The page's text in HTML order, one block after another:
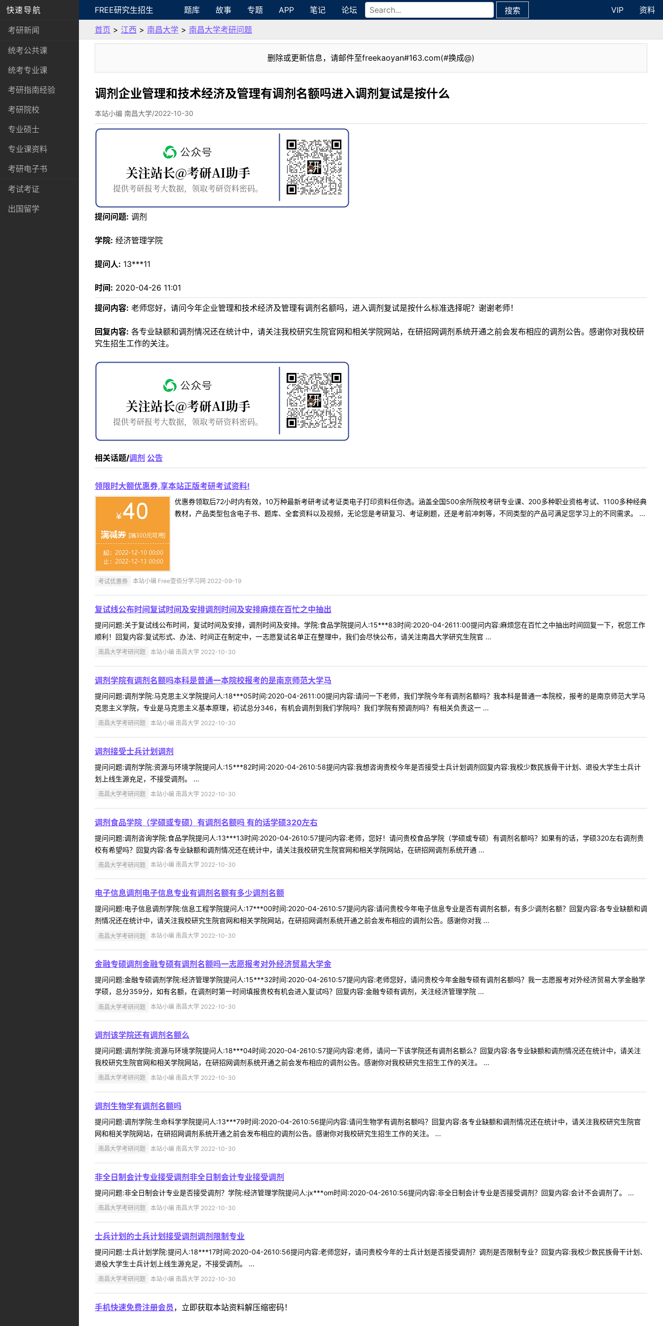
快速导航
考研新闻
统考公共课
统考专业课
考研指南经验
考研院校
专业硕士
专业课资料
考研电子书
考试考证
出国留学
FREE研究生招生 题库 故事 专题 APP 笔记 论坛 搜索 VIP
资料
首页 > 江西 > 南昌大学 > 南昌大学考研问题
删除或更新信息，请邮件至freekaoyan#163.com(#换成@)
调剂企业管理和技术经济及管理有调剂名额吗进入调剂复试是按什么
本站小编 南昌大学/2022-10-30
提问问题: 调剂
学院: 经济管理学院
提问人: 13***11
时间: 2020-04-26 11:01
提问内容: 老师您好，请问今年企业管理和技术经济及管理有调剂名额吗，进入调剂复试是按什么标准选择呢？谢谢老师！
回复内容: 各专业缺额和调剂情况还在统计中，请关注我校研究生院官网和相关学院网站，在研招网调剂系统开通之前会发布相应的调剂公告。感谢你对我校研
究生招生工作的关注。
相关话题/调剂 公告
领限时大额优惠券,享本站正版考研考试资料!
优惠券领取后72小时内有效，10万种最新考研考试考证类电子打印资料任你选。涵盖全国500余所院校考研专业课、200多种职业资格考试、1100多种经典
教材，产品类型包含电子书、题库、全套资料以及视频，无论您是考研复习、考证刷题，还是考前冲刺等，不同类型的产品可满足您学习上的不同需求。 ...
考试优惠券 本站小编 Free壹佰分学习网 2022-09-19
复试线公布时间复试时间及安排调剂时间及安排麻烦在百忙之中抽出
提问问题:关于复试线公布时间，复试时间及安排，调剂时间及安排。学院:食品学院提问人:15***83时间:2020-04-2611:00提问内容:麻烦您在百忙之中抽出时间回复一下，祝您工作
顺利！回复内容:复试形式、办法、时间正在制定中，一志愿复试名单正在整理中，我们会尽快公布，请关注南昌大学研究生院官 ...
南昌大学考研问题 本站小编 南昌大学 2022-10-30
调剂学院有调剂名额吗本科是普通一本院校报考的是南京师范大学马
提问问题:调剂学院:马克思主义学院提问人:18***05时间:2020-04-2611:00提问内容:请问一下老师，我们学院今年有调剂名额吗？我本科是普通一本院校，报考的是南京师范大学马
克思主义学院，专业是马克思主义基本原理，初试总分346，有机会调剂到我们学院吗？我们学院有预调剂吗？有相关负责这一 ...
南昌大学考研问题 本站小编 南昌大学 2022-10-30
调剂接受士兵计划调剂
提问问题:调剂学院:资源与环境学院提问人:15***82时间:2020-04-2610:58提问内容:我想咨询贵校今年是否接受士兵计划调剂回复内容:我校少数民族骨干计划、退役大学生士兵计
划上线生源充足，不接受调剂。 ...
南昌大学考研问题 本站小编 南昌大学 2022-10-30
调剂食品学院（学硕或专硕）有调剂名额吗 有的话学硕320左右
提问问题:调剂咨询学院:食品学院提问人:13***13时间:2020-04-2610:57提问内容:老师，您好！请问贵校食品学院（学硕或专硕）有调剂名额吗？如果有的话，学硕320左右调剂贵
校有希望吗？回复内容:各专业缺额和调剂情况还在统计中，请关注我校研究生院官网和相关学院网站，在研招网调剂系统开通 ...
南昌大学考研问题 本站小编 南昌大学 2022-10-30
电子信息调剂电子信息专业有调剂名额有多少调剂名额
提问问题:电子信息调剂学院:信息工程学院提问人:17***00时间:2020-04-2610:57提问内容:请问贵校今年电子信息专业是否有调剂名额，有多少调剂名额？回复内容:各专业缺额和调
剂情况还在统计中，请关注我校研究生院官网和相关学院网站，在研招网调剂系统开通之前会发布相应的调剂公告。感谢你对我 ...
南昌大学考研问题 本站小编 南昌大学 2022-10-30
金融专硕调剂金融专硕有调剂名额吗一志愿报考对外经济贸易大学金
提问问题:金融专硕调剂学院:经济管理学院提问人:15***32时间:2020-04-2610:57提问内容:老师您好，请问贵校今年金融专硕有调剂名额吗？我一志愿报考对外经济贸易大学金融学
学硕，总分359分，如有名额，在调剂时第一时间填报贵校有机会进入复试吗？回复内容:金融专硕有调剂，关注经济管理学院 ...
南昌大学考研问题 本站小编 南昌大学 2022-10-30
调剂该学院还有调剂名额么
提问问题:调剂学院:资源与环境学院提问人:18***04时间:2020-04-2610:57提问内容:老师，请问一下该学院还有调剂名额么？回复内容:各专业缺额和调剂情况还在统计中，请关注
我校研究生院官网和相关学院网站，在研招网调剂系统开通之前会发布相应的调剂公告。感谢你对我校研究生招生工作的关注。 ...
南昌大学考研问题 本站小编 南昌大学 2022-10-30
调剂生物学有调剂名额吗
提问问题:调剂学院:生命科学学院提问人:13***79时间:2020-04-2610:56提问内容:请问生物学有调剂名额吗？回复内容:各专业缺额和调剂情况还在统计中，请关注我校研究生院官
网和相关学院网站，在研招网调剂系统开通之前会发布相应的调剂公告。感谢你对我校研究生招生工作的关注。 ...
南昌大学考研问题 本站小编 南昌大学 2022-10-30
非全日制会计专业接受调剂非全日制会计专业接受调剂
提问问题:非全日制会计专业是否接受调剂？学院:经济管理学院提问人:jx***om时间:2020-04-2610:56提问内容:非全日制会计专业是否接受调剂？回复内容:会计不会调剂了。 ...
南昌大学考研问题 本站小编 南昌大学 2022-10-30
士兵计划的士兵计划接受调剂调剂限制专业
提问问题:士兵计划学院:提问人:18***17时间:2020-04-2610:56提问内容:老师您好，请问贵校今年的士兵计划是否接受调剂？调剂是否限制专业？回复内容:我校少数民族骨干计划、
退役大学生士兵计划上线生源充足，不接受调剂。 ...
南昌大学考研问题 本站小编 南昌大学 2022-10-30
手机快速免费注册会员 ，立即获取本站资料解压缩密码！